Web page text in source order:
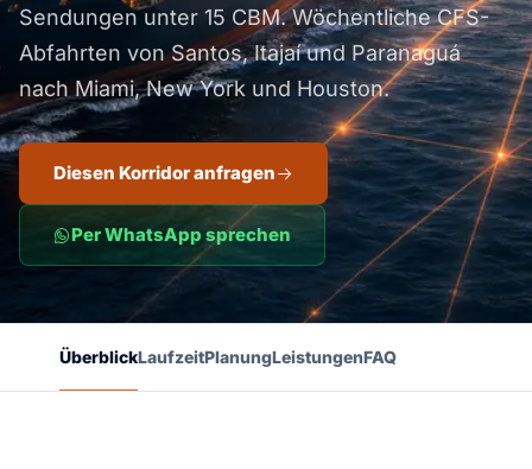
Sendungen unter 15 CBM. Wöchentliche CFS-
Abfahrten von Santos, Itajaí und Paranaguá
nach Miami, New York und Houston.
Diesen Korridor anfragen
Per WhatsApp sprechen
ÜberblickLaufzeitPlanungLeistungenFAQ